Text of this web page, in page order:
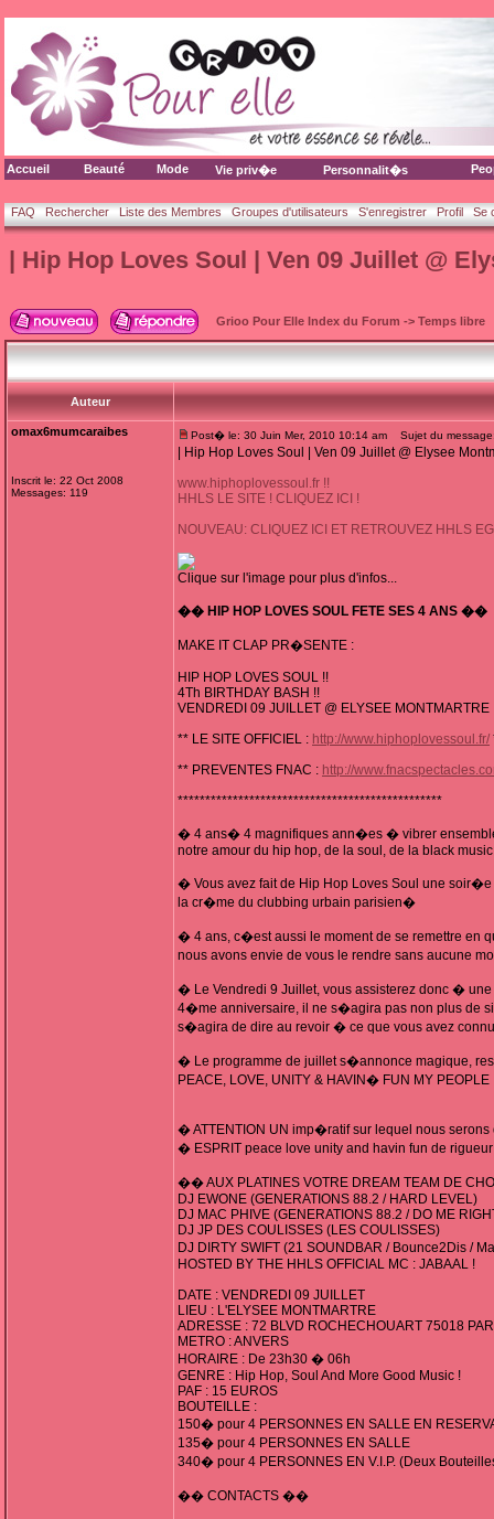
Accueil Beauté Mode Vie priv�e Personnalit�s
FAQ Rechercher Liste des Membres Groupes d'utilisateurs S'enregistrer Profil Se
| Hip Hop Loves Soul | Ven 09 Juillet @
Grioo Pour Elle Index du Forum -> Temps libre
Auteur
omax6mumcaraibes
Inscrit le: 22 Oct 2008
Messages: 119
Post� le: 30 Juin Mer, 2010 10:14 am Sujet du
| Hip Hop Loves Soul | Ven 09 Juillet @ Elysee
www.hiphoplovessoul.fr !!
HHLS LE SITE ! CLIQUEZ ICI !
NOUVEAU: CLIQUEZ ICI ET RETROUVEZ HHLS
Clique sur l'image pour plus d'infos...
�� HIP HOP LOVES SOUL FETE SES 4 ANS ��
MAKE IT CLAP PR�SENTE :
HIP HOP LOVES SOUL !!
4Th BIRTHDAY BASH !!
VENDREDI 09 JUILLET @ ELYSEE MONTMARTRE
** LE SITE OFFICIEL : http://www.hiphoplovessoul.fr/
** PREVENTES FNAC : http://
************************************************
� 4 ans� 4 magnifiques ann�es � vibrer
notre amour du hip hop, de la soul, de la black
� Vous avez fait de Hip Hop Loves Soul une
la cr�me du clubbing urbain parisien�
� 4 ans, c�est aussi le moment de se remettre en
nous avons envie de vous le rendre sans aucune
� Le Vendredi 9 Juillet, vous assisterez donc �
4�me anniversaire, il ne s�agira pas non plus de
s�agira de dire au revoir � ce que vous avez
� Le programme de juillet s�annonce magique,
PEACE, LOVE, UNITY & HAVIN� FUN MY PEOPLE
� ATTENTION UN imp�ratif sur lequel nous
� ESPRIT peace love unity and havin fun de
�� AUX PLATINES VOTRE DREAM TEAM DE
DJ EWONE (GENERATIONS 88.2 / HARD LEVEL)
DJ MAC PHIVE (GENERATIONS 88.2 / DO ME
DJ JP DES COULISSES (LES COULISSES)
DJ DIRTY SWIFT (21 SOUNDBAR / Bounce2Dis /
HOSTED BY THE HHLS OFFICIAL MC : JABAAL !
DATE : VENDREDI 09 JUILLET
LIEU : L'ELYSEE MONTMARTRE
ADRESSE : 72 BLVD ROCHECHOUART 75018
METRO : ANVERS
HORAIRE : De 23h30 � 06h
GENRE : Hip Hop, Soul And More Good Music !
PAF : 15 EUROS
BOUTEILLE :
150� pour 4 PERSONNES EN SALLE EN
135� pour 4 PERSONNES EN SALLE
340� pour 4 PERSONNES EN V.I.P. (Deux
�� CONTACTS ��